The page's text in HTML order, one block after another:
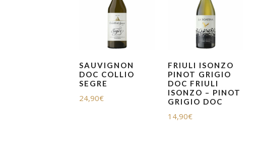
SAUVIGNON
DOC COLLIO
SEGRE
24,90€
FRIULI ISONZO
PINOT GRIGIO
DOC FRIULI
ISONZO – PINOT
GRIGIO DOC
14,90€